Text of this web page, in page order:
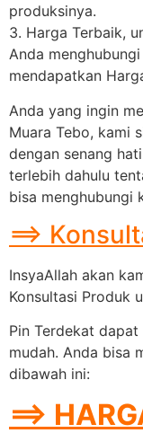
produksinya.
3. Harga Terbaik,
Anda
mendapatkan
Anda yang ingin
Muara Tebo, kami
dengan senang
terlebih dahulu
bisa menghubungi
==>
InsyaAllah akan
Konsultasi Produk
Pin Terdekat
mudah. Anda bisa
dibawah ini:
==>